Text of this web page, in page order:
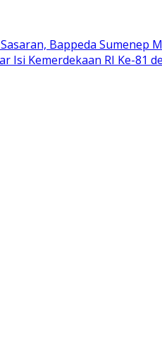
Bappeda Sumenep
Isi Kemerdekaan RI Ke-81